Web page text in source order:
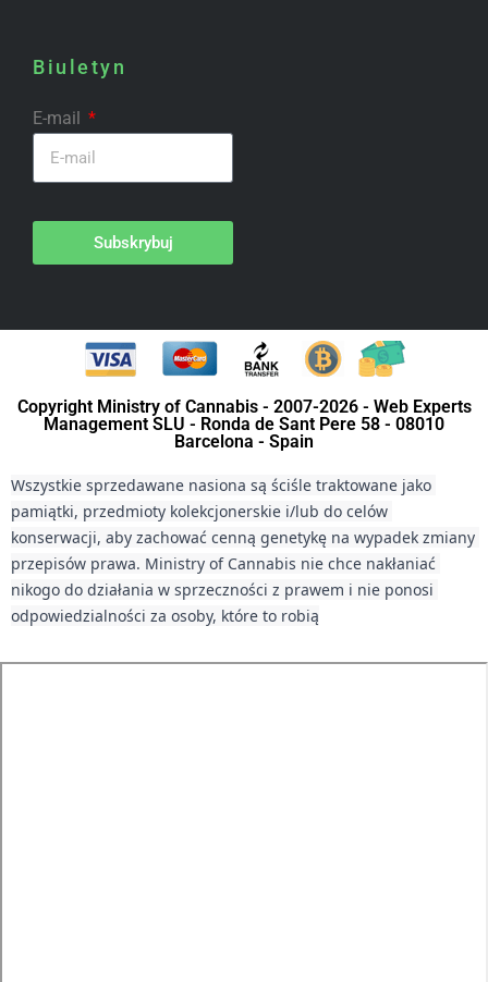
Biuletyn
E-mail
Subskrybuj
Copyright Ministry of Cannabis - 2007-2026 - Web Experts
Management SLU - Ronda de Sant Pere 58 - 08010
Barcelona - Spain
Wszystkie sprzedawane nasiona są ściśle traktowane jako
pamiątki, przedmioty kolekcjonerskie i/lub do celów
konserwacji, aby zachować cenną genetykę na wypadek zmiany
przepisów prawa. Ministry of Cannabis nie chce nakłaniać
nikogo do działania w sprzeczności z prawem i nie ponosi
odpowiedzialności za osoby, które to robią